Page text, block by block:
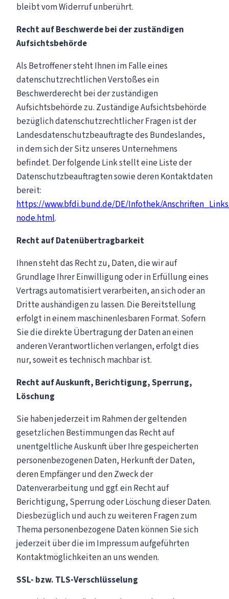
bleibt vom Widerruf unberührt.
Recht auf Beschwerde bei der zuständigen
Aufsichtsbehörde
Als Betroffener steht Ihnen im Falle eines
datenschutzrechtlichen Verstoßes ein
Beschwerderecht bei der zuständigen
Aufsichtsbehörde zu. Zuständige Aufsichtsbehörde
bezüglich datenschutzrechtlicher Fragen ist der
Landesdatenschutzbeauftragte des Bundeslandes,
in dem sich der Sitz unseres Unternehmens
befindet. Der folgende Link stellt eine Liste der
Datenschutzbeauftragten sowie deren Kontaktdaten
bereit:
https://www.bfdi.bund.de/DE/Infothek/
node.html.
Recht auf Datenübertragbarkeit
Ihnen steht das Recht zu, Daten, die wir auf
Grundlage Ihrer Einwilligung oder in Erfüllung eines
Vertrags automatisiert verarbeiten, an sich oder an
Dritte aushändigen zu lassen. Die Bereitstellung
erfolgt in einem maschinenlesbaren Format. Sofern
Sie die direkte Übertragung der Daten an einen
anderen Verantwortlichen verlangen, erfolgt dies
nur, soweit es technisch machbar ist.
Recht auf Auskunft, Berichtigung, Sperrung,
Löschung
Sie haben jederzeit im Rahmen der geltenden
gesetzlichen Bestimmungen das Recht auf
unentgeltliche Auskunft über Ihre gespeicherten
personenbezogenen Daten, Herkunft der Daten,
deren Empfänger und den Zweck der
Datenverarbeitung und ggf. ein Recht auf
Berichtigung, Sperrung oder Löschung dieser Daten.
Diesbezüglich und auch zu weiteren Fragen zum
Thema personenbezogene Daten können Sie sich
jederzeit über die im Impressum aufgeführten
Kontaktmöglichkeiten an uns wenden.
SSL- bzw. TLS-Verschlüsselung